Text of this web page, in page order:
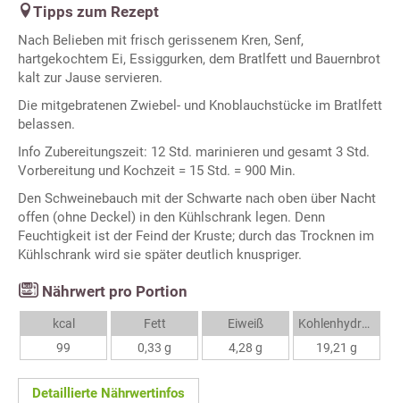
Tipps zum Rezept
Nach Belieben mit frisch gerissenem Kren, Senf,
hartgekochtem Ei, Essiggurken, dem Bratlfett und Bauernbrot
kalt zur Jause servieren.
Die mitgebratenen Zwiebel- und Knoblauchstücke im Bratlfett
belassen.
Info Zubereitungszeit: 12 Std. marinieren und gesamt 3 Std.
Vorbereitung und Kochzeit = 15 Std. = 900 Min.
Den Schweinebauch mit der Schwarte nach oben über Nacht
offen (ohne Deckel) in den Kühlschrank legen. Denn
Feuchtigkeit ist der Feind der Kruste; durch das Trocknen im
Kühlschrank wird sie später deutlich knuspriger.
Nährwert pro Portion
kcal
99
Fett
0,33 g
Eiweiß
4,28 g
Kohlenhydrate
19,21 g
Detaillierte Nährwertinfos